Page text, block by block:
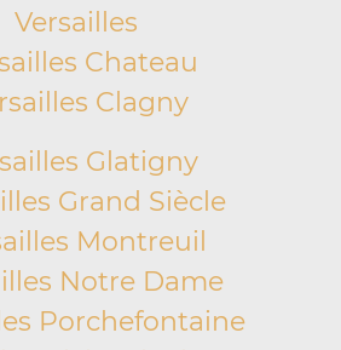
Versailles
Chateau
Clagny
Glatigny
Grand Siècle
Montreuil
Notre Dame
Porchefontaine